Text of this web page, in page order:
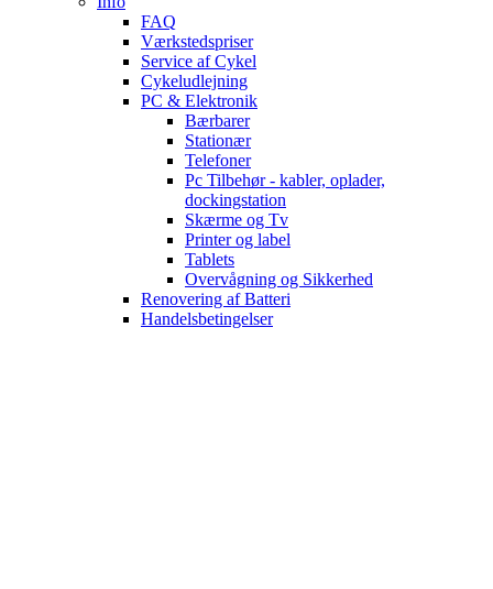
FAQ
Værkstedspriser
Service af Cykel
Cykeludlejning
PC & Elektronik
Bærbarer
Stationær
Telefoner
Pc Tilbehør - kabler, oplader,
dockingstation
Skærme og Tv
Printer og label
Tablets
Overvågning og Sikkerhed
Renovering af Batteri
Handelsbetingelser